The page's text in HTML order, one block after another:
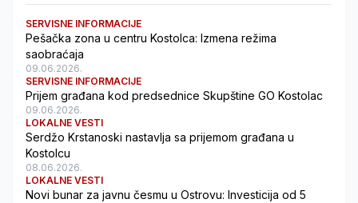
SERVISNE INFORMACIJE
Pešačka zona u centru Kostolca: Izmena režima
saobraćaja
09.06.2026.
SERVISNE INFORMACIJE
Prijem građana kod predsednice Skupštine GO Kostolac
09.06.2026.
LOKALNE VESTI
Serdžo Krstanoski nastavlja sa prijemom građana u
Kostolcu
08.06.2026.
LOKALNE VESTI
Novi bunar za javnu česmu u Ostrovu: Investicija od 5